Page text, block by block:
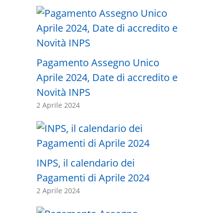
Pagamento Assegno Unico
Aprile 2024, Date di accredito e
Novità INPS
2 Aprile 2024
INPS, il calendario dei
Pagamenti di Aprile 2024
2 Aprile 2024